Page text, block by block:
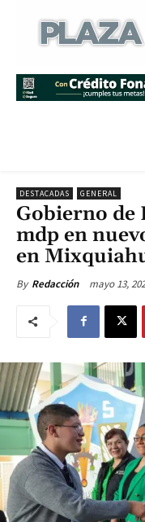
DESTACADAS GENERAL
Gobierno de
mdp en
en
By Redacción mayo 13,